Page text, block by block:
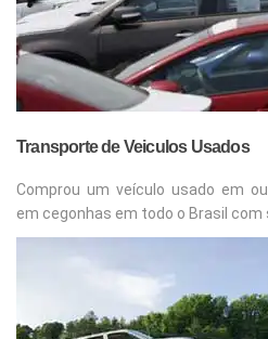
Transporte de Veiculos Usados
Comprou um veículo usado em
em cegonhas em todo o Brasil com